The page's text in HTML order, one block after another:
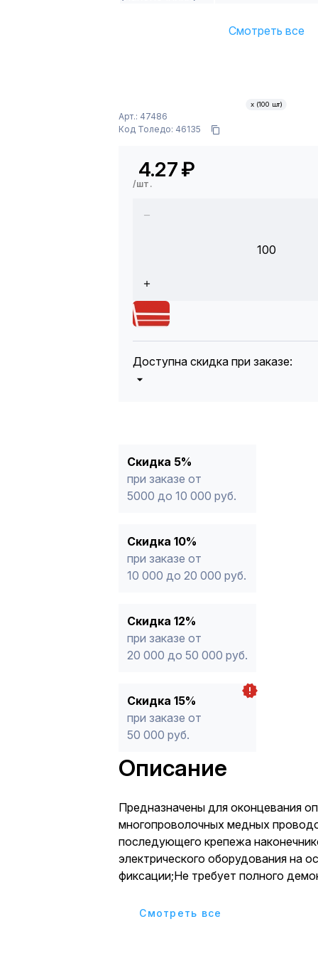
Смотреть все
Арт.: 47486
Код Толедо: 46135
4.27₽
/шт.
х (100 шт)
100
Доступна скидка при заказе:
* -Для заказов, состоящих
продукции, максимальная скидка
Скидка 5%
при заказе от
5000 до 10 000 руб.
Скидка 10%
при заказе от
10 000 до 20 000 руб.
Скидка 12%
при заказе от
20 000 до 50 000 руб.
Скидка 15%
при заказе от
50 000 руб.
Описание
Предназначены для оконцевания
многопроволочных медных
последующего крепежа
электрического оборудования на
фиксации;Не требует полного
перекроссировок достаточно лишь ослабить
Cмотреть все